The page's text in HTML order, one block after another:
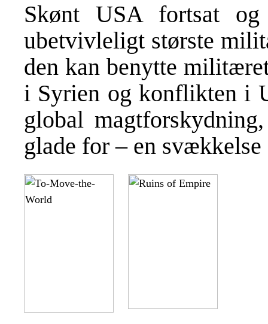
Skønt USA fortsat
ubetvivleligt største
den kan benytte
i Syrien og konflikten i
global
glade for – en